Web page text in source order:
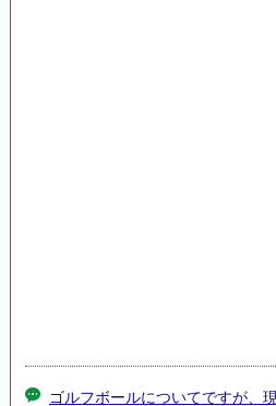
ゴルフボールについてですが、